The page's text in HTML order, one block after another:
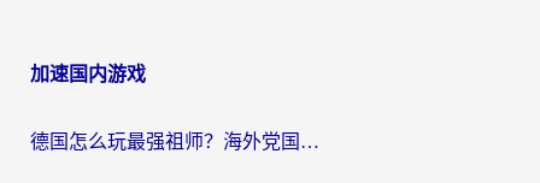
加速国内游戏
德国怎么玩最强祖师？海外党国服游戏加速器选择全攻略（附宝可梦Online实测）